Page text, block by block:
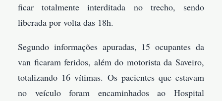
ficar totalmente interditada no trecho, sendo
liberada por volta das 18h.
Segundo informações apuradas, 15 ocupantes da
van ficaram feridos, além do motorista da Saveiro,
totalizando 16 vítimas. Os pacientes que estavam
no veículo foram encaminhados ao Hospital